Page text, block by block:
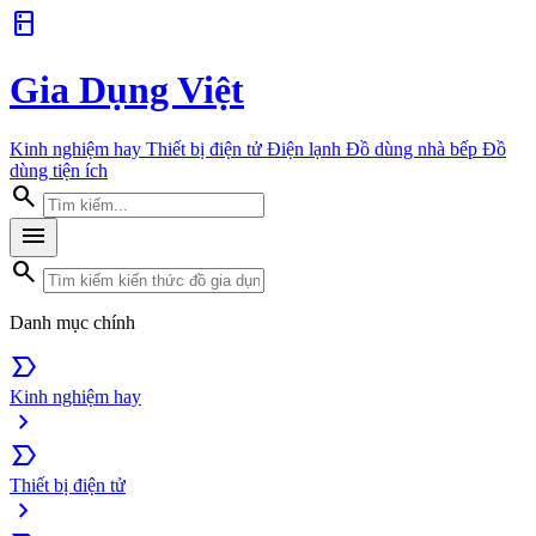
kitchen
Gia Dụng Việt
Kinh nghiệm hay Thiết bị điện tử Điện lạnh Đồ dùng nhà bếp Đồ
dùng tiện ích
search
menu
search
Danh mục chính
label_important
Kinh nghiệm hay
chevron_right
label_important
Thiết bị điện tử
chevron_right